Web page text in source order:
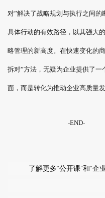
对”解决了战略规划与执行之间
具体行动的有效路径，以其强大
略管理的新高度。在快速变化的
拆对”方法，无疑为企业提供了
面，而是转化为推动企业高质量
-END-
了解更多“公开课”和“企